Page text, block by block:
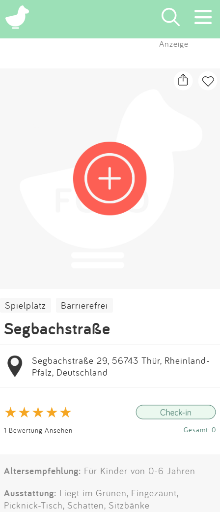
×
Blog
Partner
Kontakt
Impressum
Anzeige
Spielplatz Barrierefrei
Segbachstraße
Segbachstraße 29, 56743 Thür, Rheinland-
Pfalz, Deutschland
1 Bewertung Ansehen Gesamt: 0
Altersempfehlung: Für Kinder von 0-6 Jahren
Ausstattung: Liegt im Grünen, Eingezäunt,
Picknick-Tisch, Schatten, Sitzbänke